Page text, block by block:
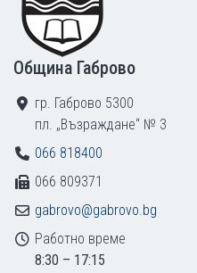
Община Габрово
гр. Габрово 5300
пл. „Възраждане“ № 3
066 818400
066 809371
gabrovo@gabrovo.bg
Работно време
8:30 – 17:15